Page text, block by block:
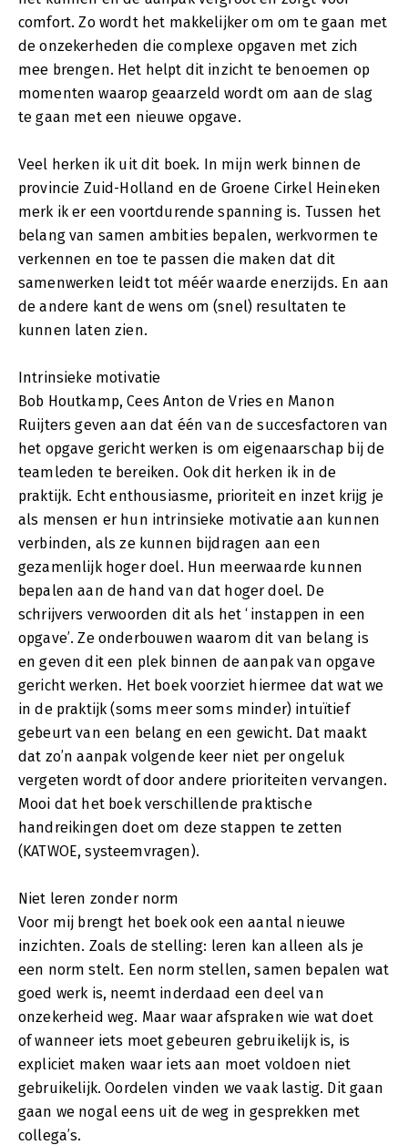
comfort. Zo wordt het makkelijker om om te gaan met
de onzekerheden die complexe opgaven met zich
mee brengen. Het helpt dit inzicht te benoemen op
momenten waarop geaarzeld wordt om aan de slag
te gaan met een nieuwe opgave.
Veel herken ik uit dit boek. In mijn werk binnen de
provincie Zuid-Holland en de Groene Cirkel Heineken
merk ik er een voortdurende spanning is. Tussen het
belang van samen ambities bepalen, werkvormen te
verkennen en toe te passen die maken dat dit
samenwerken leidt tot méér waarde enerzijds. En aan
de andere kant de wens om (snel) resultaten te
kunnen laten zien.
Intrinsieke motivatie
Bob Houtkamp, Cees Anton de Vries en Manon
Ruijters geven aan dat één van de succesfactoren van
het opgave gericht werken is om eigenaarschap bij de
teamleden te bereiken. Ook dit herken ik in de
praktijk. Echt enthousiasme, prioriteit en inzet krijg je
als mensen er hun intrinsieke motivatie aan kunnen
verbinden, als ze kunnen bijdragen aan een
gezamenlijk hoger doel. Hun meerwaarde kunnen
bepalen aan de hand van dat hoger doel. De
schrijvers verwoorden dit als het ‘instappen in een
opgave’. Ze onderbouwen waarom dit van belang is
en geven dit een plek binnen de aanpak van opgave
gericht werken. Het boek voorziet hiermee dat wat we
in de praktijk (soms meer soms minder) intuïtief
gebeurt van een belang en een gewicht. Dat maakt
dat zo’n aanpak volgende keer niet per ongeluk
vergeten wordt of door andere prioriteiten vervangen.
Mooi dat het boek verschillende praktische
handreikingen doet om deze stappen te zetten
(KATWOE, systeemvragen).
Niet leren zonder norm
Voor mij brengt het boek ook een aantal nieuwe
inzichten. Zoals de stelling: leren kan alleen als je
een norm stelt. Een norm stellen, samen bepalen wat
goed werk is, neemt inderdaad een deel van
onzekerheid weg. Maar waar afspraken wie wat doet
of wanneer iets moet gebeuren gebruikelijk is, is
expliciet maken waar iets aan moet voldoen niet
gebruikelijk. Oordelen vinden we vaak lastig. Dit gaan
gaan we nogal eens uit de weg in gesprekken met
collega’s.